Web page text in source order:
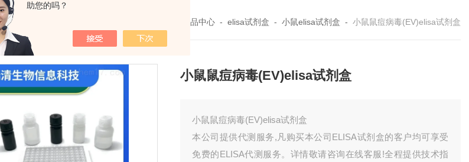
助您的吗？
产品中心 - elisa试剂盒 - 小鼠elisa试剂盒 - 小鼠鼠痘病毒(EV)elisa试剂盒
小鼠鼠痘病毒(EV)elisa试剂盒
小鼠鼠痘病毒(EV)elisa试剂盒
本公司提供代测服务,凡购买本公司ELISA试剂盒的客户均可享受
免费的ELISA代测服务。详情敬请咨询在线客服!全程提供技术指